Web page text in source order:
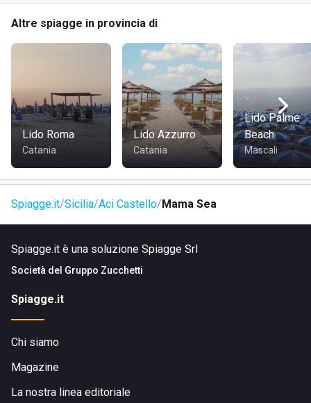
COME RAGGIUNGERE MAMA SEA
stabilimento balneare Mama Seaè facilmente
raggiungibile sia in auto sia con i mezzi pubblici. Si trova a
pochi chilometri dal centro di Catania, lungo il litorale che
porta a Aci Castello. È possibile parcheggiare nei pressi
del lido, rendendo l'accesso comodo e agevole per tutti gli
ospiti.
Altre spiagge in provincia di
Lido Roma
Catania
Lido Azzurro
Catania
Lido Palme
Beach
Mascali
Spiagge.it Sicilia Aci Castello Mama Sea
Spiagge.it è una soluzione Spiagge Srl
Società del Gruppo Zucchetti
Spiagge.it
Chi siamo
Magazine
La nostra linea editoriale